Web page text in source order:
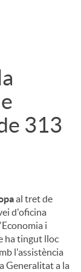
313
al tret de
d'oficina
i
ha tingut lloc
l'assistència
Generalitat a la